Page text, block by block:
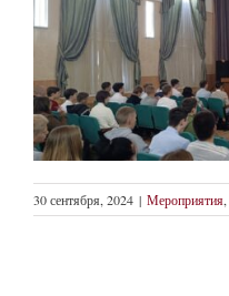
30 сентября, 2024 | Мероприятия,